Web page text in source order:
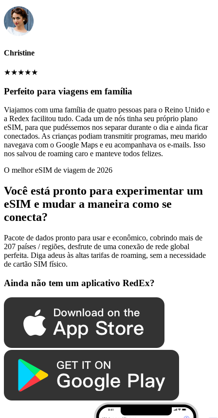
Christine
★★★★★
Perfeito para viagens em família
Viajamos com uma família de quatro pessoas para o Reino Unido e
a Redex facilitou tudo. Cada um de nós tinha seu próprio plano
eSIM, para que pudéssemos nos separar durante o dia e ainda ficar
conectados. As crianças podiam transmitir programas, meu marido
navegava com o Google Maps e eu acompanhava os e-mails. Isso
nos salvou de roaming caro e manteve todos felizes.
O melhor eSIM de viagem de 2026
Você está pronto para experimentar um
eSIM e mudar a maneira como se
conecta?
Pacote de dados pronto para usar e econômico, cobrindo mais de
207 países / regiões, desfrute de uma conexão de rede global
perfeita. Diga adeus às altas tarifas de roaming, sem a necessidade
de cartão SIM físico.
Ainda não tem um aplicativo RedEx?